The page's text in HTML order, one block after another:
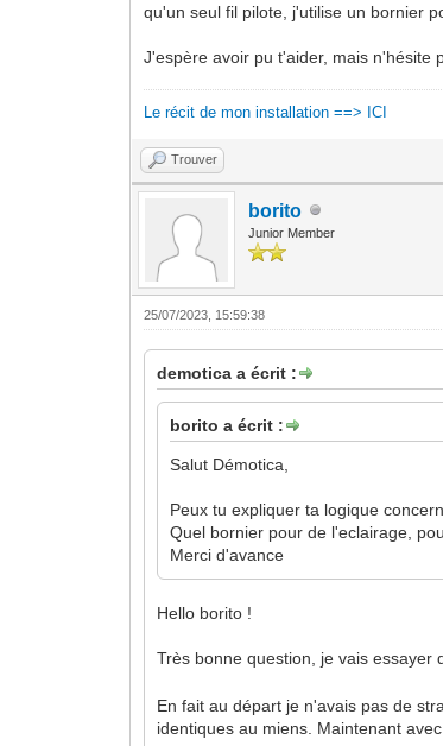
qu'un seul fil pilote, j'utilise un bornier
J'espère avoir pu t'aider, mais n'hésite
Le récit de mon installation ==> ICI
Trouver
borito
Junior Member
25/07/2023, 15:59:38
demotica a écrit :
borito a écrit :
Salut Démotica,
Peux tu expliquer ta logique
Quel bornier pour de l'eclairage,
Merci d'avance
Hello borito !
Très bonne question, je vais
En fait au départ je n'avais pas de
identiques au miens. Maintenant